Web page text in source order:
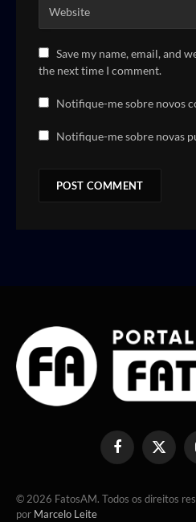
Save my name, email, and
the next time I comment.
Notifique-me sobre novos
Notifique-me sobre novas
FacebookX
© 2026 FatosAM. Todos os direitos
por Marcelo Leite